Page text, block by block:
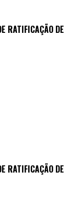
RATIFICAÇÃO DE
RATIFICAÇÃO DE